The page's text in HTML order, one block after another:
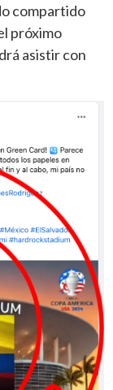
compartido
próximo
asistir con